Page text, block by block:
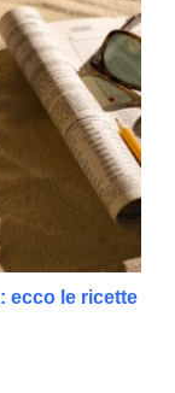
ecco le ricette